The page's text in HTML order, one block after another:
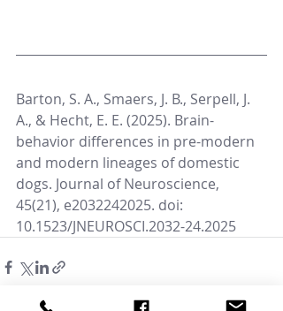
Barton, S. A., Smaers, J. B., Serpell, J.
A., & Hecht, E. E. (2025). Brain-
behavior differences in pre-modern
and modern lineages of domestic
dogs. Journal of Neuroscience,
45(21), e2032242025. doi:
10.1523/JNEUROSCI.2032-24.2025